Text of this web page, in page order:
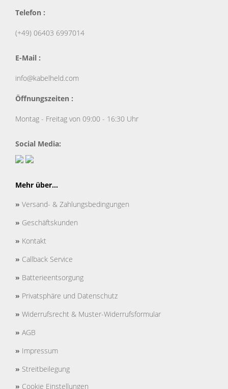
Telefon :
(+49) 06403 6997014
E-Mail :
info@kabelheld.com
Öffnungszeiten :
Montag - Freitag von 09:00 - 16:30 Uhr
Social Media:
Mehr über...
» Versand- & Zahlungsbedingungen
» Geschäftskunden
» Kontakt
» Callback Service
» Batterieentsorgung
» Privatsphäre und Datenschutz
» Widerrufsrecht & Muster-Widerrufsformular
» AGB
» Impressum
» Streitbeilegung
» Cookie Einstellungen